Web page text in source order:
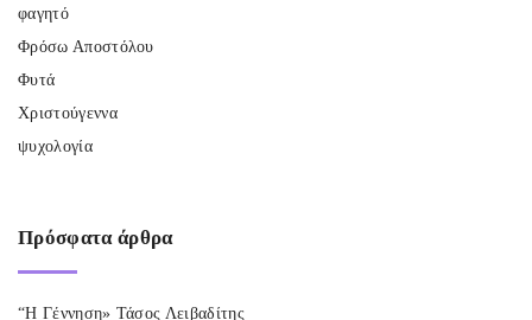
φαγητό
Φρόσω Αποστόλου
Φυτά
Χριστούγεννα
ψυχολογία
Πρόσφατα άρθρα
“Η Γέννηση» Τάσος Λειβαδίτης